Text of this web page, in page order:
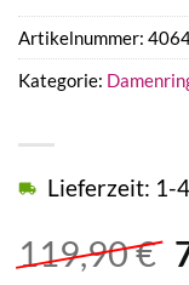
119,90€
Lieferzeit: 1-
Artikelnummer:
Kategorie: